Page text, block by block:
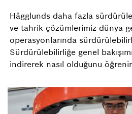
Hägglunds daha fazla
ve tahrik çözümlerimiz dünya
operasyonlarında
Sürdürülebilirliğe genel
indirerek nasıl olduğunu